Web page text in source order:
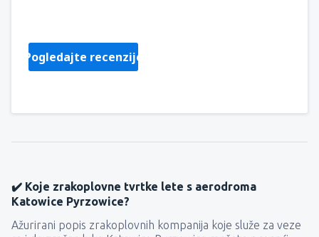
Pogledajte recenzije
✔️ Koje zrakoplovne tvrtke lete s aerodroma
Katowice Pyrzowice?
Ažurirani popis zrakoplovnih kompanija koje služe za veze